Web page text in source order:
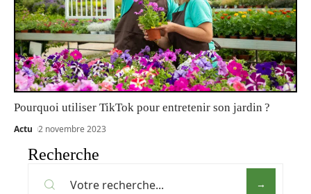
Pourquoi utiliser TikTok pour entretenir son jardin ?
Actu 2 novembre 2023
Recherche